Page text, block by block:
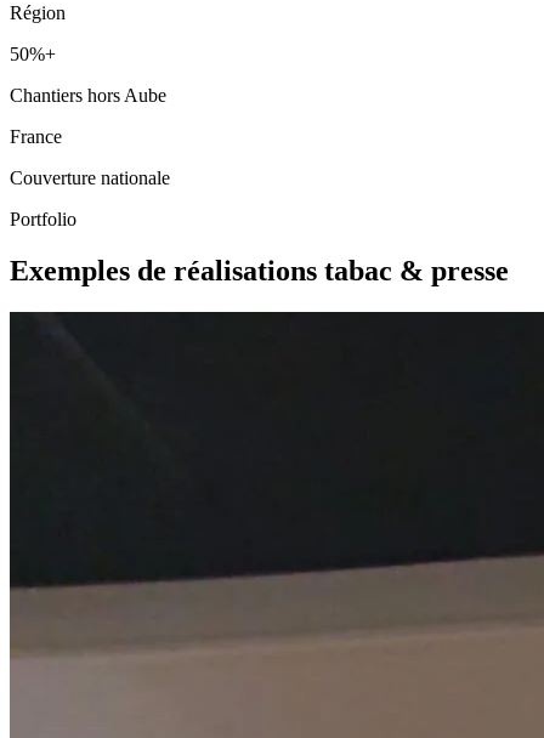
Région
50%+
Chantiers hors Aube
France
Couverture nationale
Portfolio
Exemples de réalisations tabac & presse